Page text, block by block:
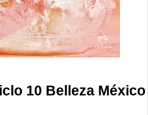
10 Belleza México